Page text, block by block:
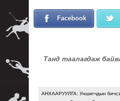
Facebook
Танд таалагдаж
АНХААРУУЛГА: Уншигчдын